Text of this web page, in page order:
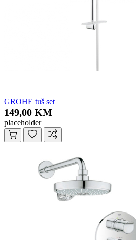
GROHE tuš set
149,00 KM
placeholder